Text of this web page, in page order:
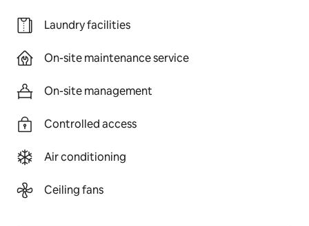
Laundry facilities
On-site maintenance service
On-site management
Controlled access
Air conditioning
Ceiling fans